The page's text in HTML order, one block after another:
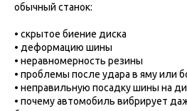
обычный станок:
• скрытое биение диска
• деформацию шины
• неравномерность резины
• проблемы после удара в яму или
• неправильную посадку шины на
• почему автомобиль вибрирует